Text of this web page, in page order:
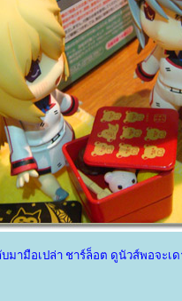
มามือเปล่า ชาร์ล็อต ดูนัวส์พอจะเ